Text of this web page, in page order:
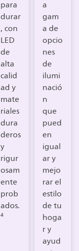
para
durar
, con
LED
de
alta
calid
ad y
mate
riales
dura
deros
y
rigur
osam
ente
prob
ados.
⁴
a
gam
a de
opcio
nes
de
ilumi
nació
n
que
pued
en
igual
ar y
mejo
rar el
estilo
de tu
hoga
r y
ayud